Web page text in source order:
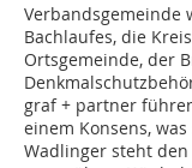
Verbandsgemeinde
Bachlaufes, die
Ortsgemeinde, der
graf + partner
einem Konsens,
Wadlinger steht